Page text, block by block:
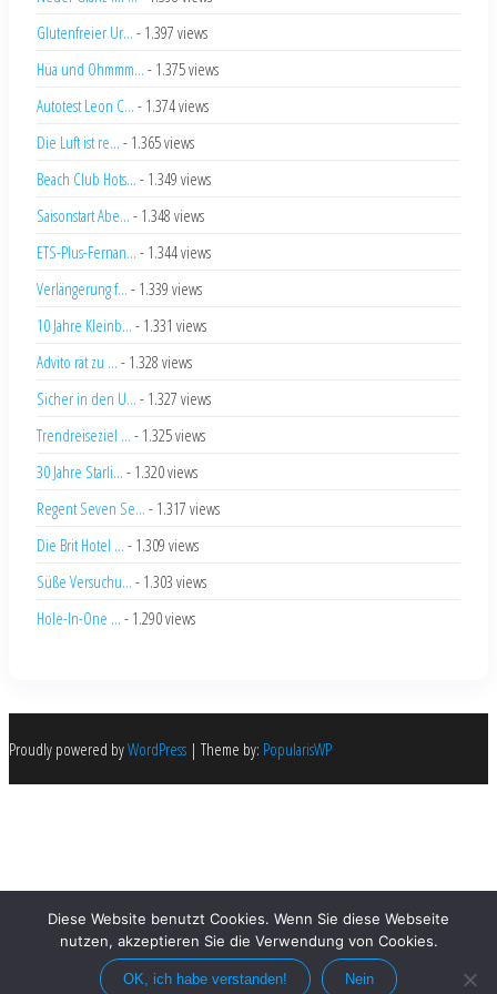
Glutenfreier Ur... - 1.397 views
Hüa und Ohmmm... - 1.375 views
Autotest Leon C... - 1.374 views
Die Luft ist re... - 1.365 views
Beach Club Hots... - 1.349 views
Saisonstart Abe... - 1.348 views
ETS-Plus-Fernan... - 1.344 views
Verlängerung f... - 1.339 views
10 Jahre Kleinb... - 1.331 views
Advito rät zu ... - 1.328 views
Sicher in den U... - 1.327 views
Trendreiseziel ... - 1.325 views
30 Jahre Starli... - 1.320 views
Regent Seven Se... - 1.317 views
Die Brit Hotel ... - 1.309 views
Süße Versuchu... - 1.303 views
Hole-In-One ... - 1.290 views
Proudly powered byWordPress | Theme by: PopularisWP
Diese Website benutzt Cookies. Wenn Sie diese Webseite
nutzen, akzeptieren Sie die Verwendung von Cookies.
OK, ich habe verstanden! Nein